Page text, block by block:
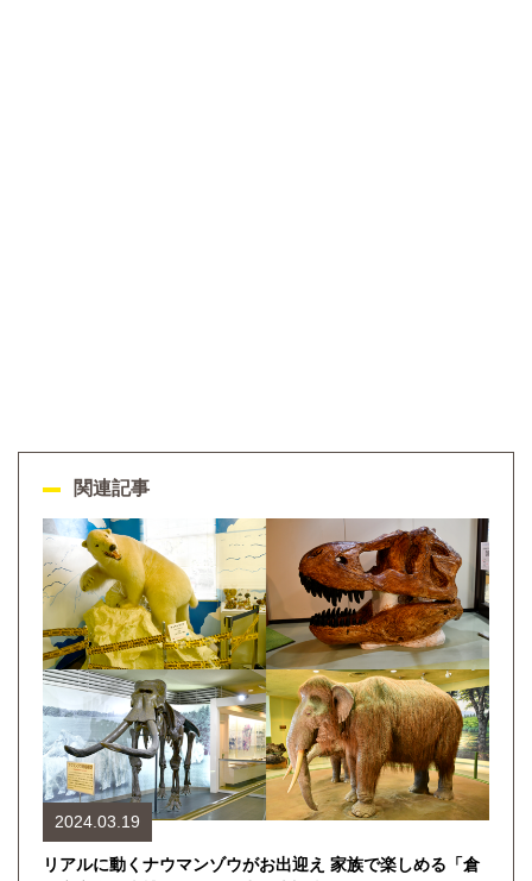
関連記事
2024.03.19
リアルに動くナウマンゾウがお出迎え 家族で楽しめる「倉